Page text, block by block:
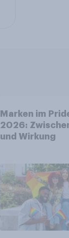
Marken im
2026:
und Wirkung